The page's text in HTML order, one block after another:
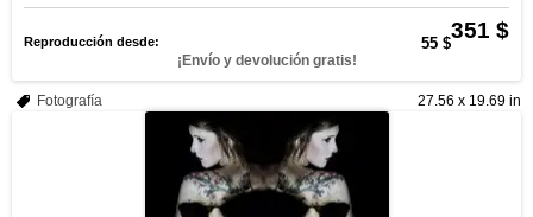
351 $
Reproducción desde: 55 $
¡Envío y devolución gratis!
27.56 x 19.69 in
Fotografía